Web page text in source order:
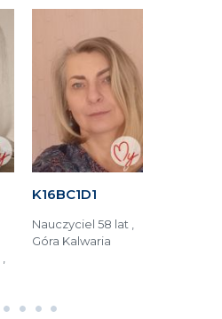
K16BC1D1
Nauczyciel 58 lat ,
Góra Kalwaria
2 3 4 5